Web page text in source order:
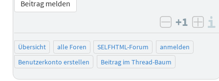
Beitrag melden
negativ
+1
Übersicht alle Foren SELFHTML-Forum
anmelden
Benutzerkonto erstellen
Beitrag im Thread-Baum